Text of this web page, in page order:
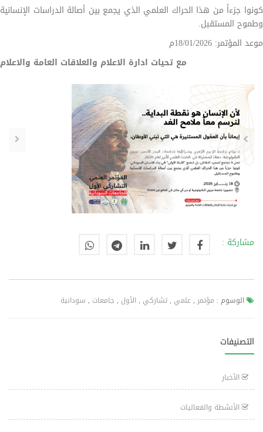
كونوا جزءاً من هذا الحراك العلمي الذي يجمع بين أصالة الدراسات الإنسانية
وطموح المستقبل.
موعد المؤتمر: 18/01/2026م
مع تحيات ادارة الاعلام والعلاقات العامة والاعلام
مشاركة :
الوسوم : مؤتمر ,علمي ,تشاركي ,الأول , جامعات , سودانية
التصنيفات
الأخبار
الأنشطة والفعاليات